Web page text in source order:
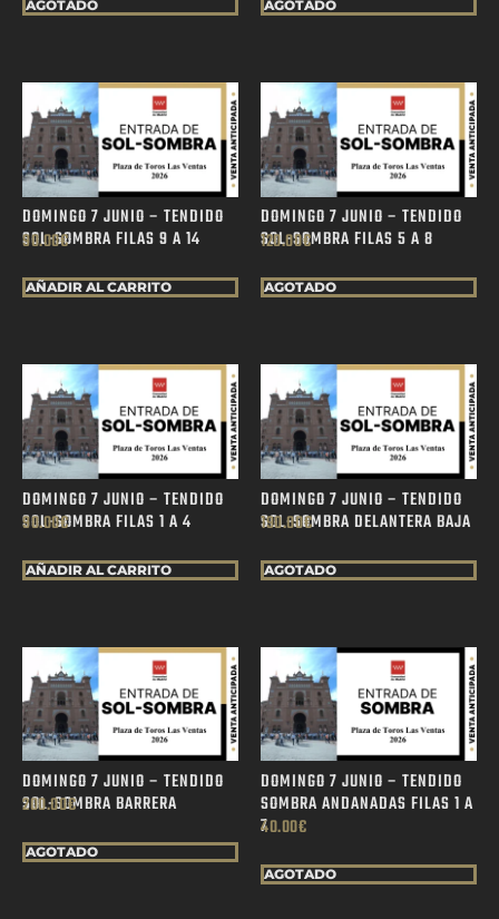
AGOTADO AGOTADO
DOMINGO 7 JUNIO – TENDIDO
SOL-SOMBRA FILAS 9 A 14
90.00€
AÑADIR AL CARRITO
DOMINGO 7 JUNIO – TENDIDO
SOL-SOMBRA FILAS 5 A 8
120.00€
AGOTADO
DOMINGO 7 JUNIO – TENDIDO
SOL-SOMBRA FILAS 1 A 4
90.00€
AÑADIR AL CARRITO
DOMINGO 7 JUNIO – TENDIDO
SOL-SOMBRA DELANTERA BAJA
190.00€
AGOTADO
DOMINGO 7 JUNIO – TENDIDO
SOL-SOMBRA BARRERA
200.00€
AGOTADO
DOMINGO 7 JUNIO – TENDIDO
SOMBRA ANDANADAS FILAS 1 A
7
40.00€
AGOTADO